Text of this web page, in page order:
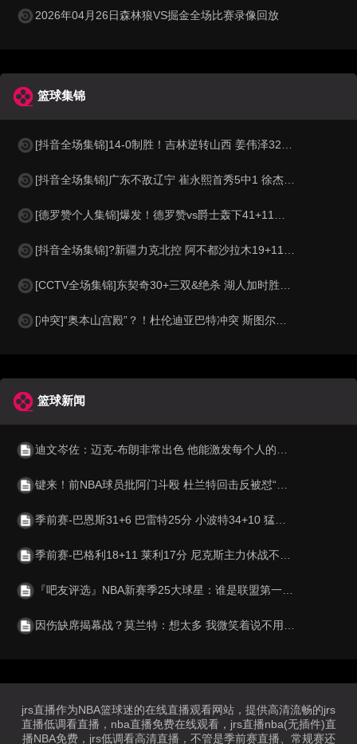
2026年04月26日森林狼VS掘金全场比赛录像回放
篮球集锦
[抖音全场集锦]14-0制胜！吉林逆转山西 姜伟泽32+6 威尔逊27+21 迪亚洛24+6
[抖音全场集锦]广东不敌辽宁 崔永熙首秀5中1 徐杰5中0 付豪26+9 莫兰德21板
[德罗赞个人集锦]爆发！德罗赞vs爵士轰下41+11集锦
[抖音全场集锦]?新疆力克北控 阿不都沙拉木19+11+4 劳森17+6+5 里勒32分
[CCTV全场集锦]东契奇30+三双&绝杀 湖人加时胜掘金 约基奇三双 穆雷14中1
[冲突]“奥本山宫殿”？！杜伦迪亚巴特冲突 斯图尔特抱不平冲进场打架
篮球新闻
迪文岑佐：迈克-布朗非常出色 他能激发每个人的最大潜力
键来！前NBA球员批阿门斗殴 杜兰特回击反被怼“别又走另一条路”
季前赛-巴恩斯31+6 巴雷特25分 小波特34+10 猛龙险胜篮网
季前赛-巴格利18+11 莱利17分 尼克斯主力休战不敌奇才
『吧友评选』NBA新赛季25大球星：谁是联盟第一大前锋？
因伤缺席揭幕战？莫兰特：想太多 我微笑着说不用担心你就别担心
jrs直播作为NBA篮球迷的在线直播观看网站，提供高清流畅的jrs
直播低调看直播，nba直播免费在线观看，jrs直播nba(无插件)直
播NBA免费，jrs低调看高清直播，不管是季前赛直播、常规赛还